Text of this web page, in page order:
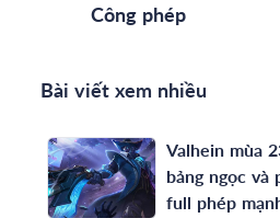
Công phép
Bài viết xem nhiều
Valhein mùa
bảng ngọc và
full phép